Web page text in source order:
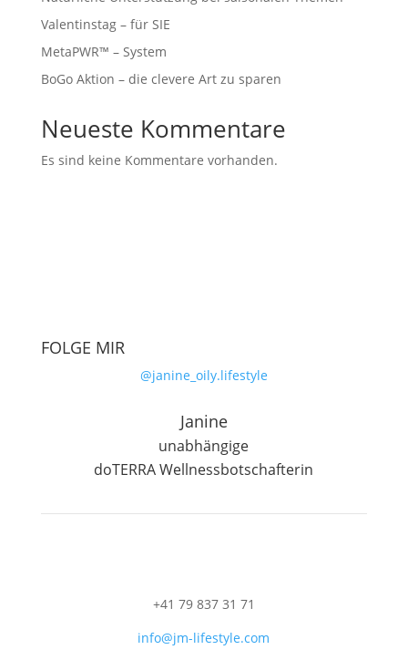
Valentinstag – für SIE
MetaPWR™ – System
BoGo Aktion – die clevere Art zu sparen
Neueste Kommentare
Es sind keine Kommentare vorhanden.
FOLGE MIR
@janine_oily.lifestyle
Janine
unabhängige
doTERRA Wellnessbotschafterin
+41 79 837 31 71
info@jm-lifestyle.com